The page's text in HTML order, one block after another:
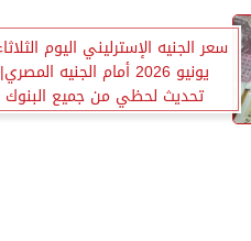
يونيو 2026 أمام الجنيه المصري|
تحديث لحظي من جميع البنوك